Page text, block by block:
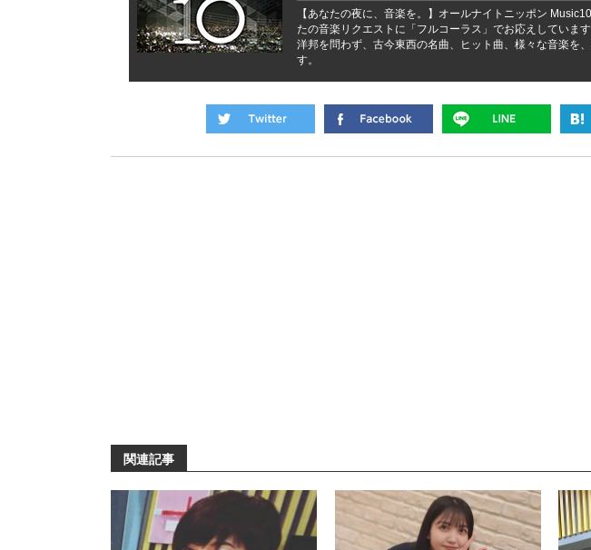
【あなたの夜に、音楽を。】オールナイトニッポン
たの音楽リクエストに「フルコーラス」でお応えしています
洋邦を問わず、古今東西の名曲、ヒット曲、様々な音楽を
す。
関連記事